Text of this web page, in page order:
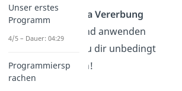
Du möchtest die
Java Vererbung
schnell verstehen und anwenden
können? Dann schau dir unbedingt
unserVideodazu an!
Unser erstes
Programm
4/5 – Dauer: 04:29
Programmiersp
rachen